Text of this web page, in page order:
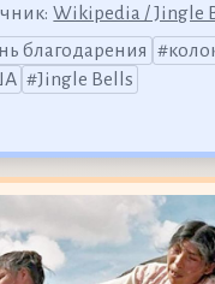
Wikipedia / Jingle
благодарения
Jingle Bells